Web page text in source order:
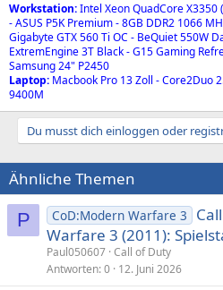
Workstation:Intel Xeon QuadCore X3350
- ASUS P5K Premium - 8GB DDR2 1066
Gigabyte GTX 560 Ti OC - BeQuiet 550W
ExtremEngine 3T Black - G15 Gaming
Samsung 24" P2450
Laptop: Macbook Pro 13 Zoll - Core2Duo
9400M
Du musst dich einloggen oder
Ähnliche Themen
P CoD:Modern Warfare 3
Warfare 3 (2011):
Paul050607 Call of Duty
Antworten 0 12. Juni 2026